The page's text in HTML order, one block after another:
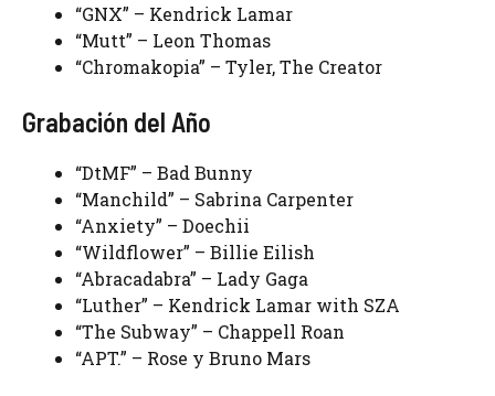
“GNX” – Kendrick Lamar
“Mutt” – Leon Thomas
“Chromakopia” – Tyler, The Creator
Grabación del Año
“DtMF” – Bad Bunny
“Manchild” – Sabrina Carpenter
“Anxiety” – Doechii
“Wildflower” – Billie Eilish
“Abracadabra” – Lady Gaga
“Luther” – Kendrick Lamar with SZA
“The Subway” – Chappell Roan
“APT.” – Rose y Bruno Mars